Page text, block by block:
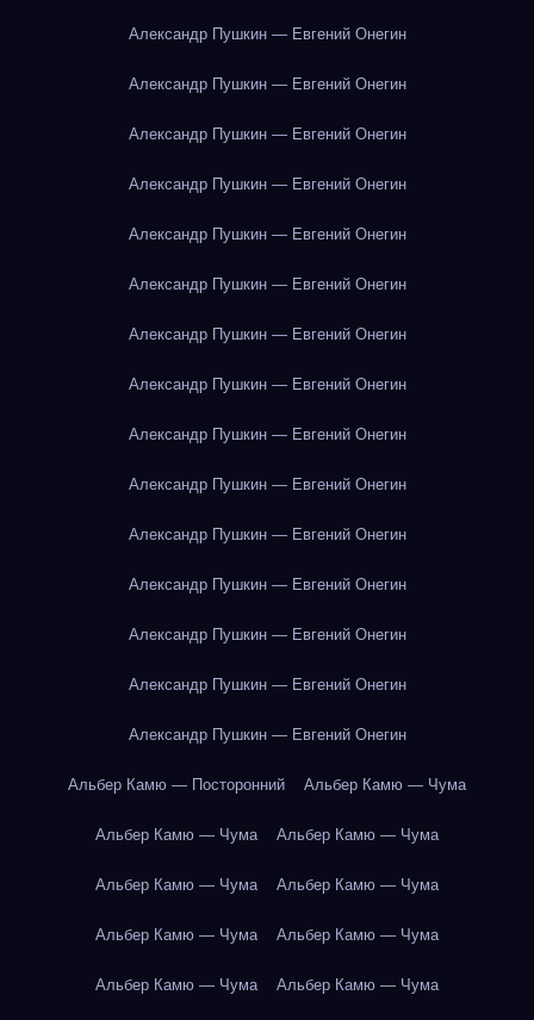
Александр Пушкин — Евгений Онегин
Александр Пушкин — Евгений Онегин
Александр Пушкин — Евгений Онегин
Александр Пушкин — Евгений Онегин
Александр Пушкин — Евгений Онегин
Александр Пушкин — Евгений Онегин
Александр Пушкин — Евгений Онегин
Александр Пушкин — Евгений Онегин
Александр Пушкин — Евгений Онегин
Александр Пушкин — Евгений Онегин
Александр Пушкин — Евгений Онегин
Александр Пушкин — Евгений Онегин
Александр Пушкин — Евгений Онегин
Александр Пушкин — Евгений Онегин
Александр Пушкин — Евгений Онегин
Альбер Камю — Посторонний Альбер Камю — Чума
Альбер Камю — Чума Альбер Камю — Чума
Альбер Камю — Чума Альбер Камю — Чума
Альбер Камю — Чума Альбер Камю — Чума
Альбер Камю — Чума Альбер Камю — Чума